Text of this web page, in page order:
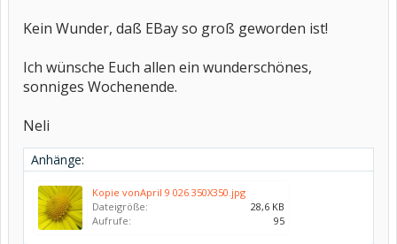
Kein Wunder, daß EBay so groß geworden ist!
Ich wünsche Euch allen ein wunderschönes,
sonniges Wochenende.
Neli
Anhänge:
Kopie vonApril 9 026 350X350.jpg
Dateigröße:
28,6 KB
Aufrufe:
95